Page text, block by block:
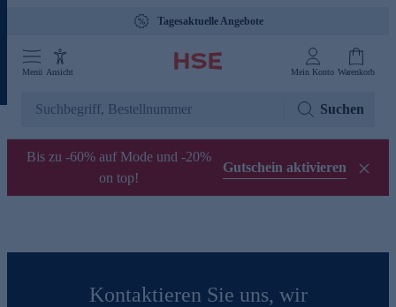
Tagesaktuelle Angebote
Menü Ansicht Mein Konto Warenkorb
Suchen
Bis zu -60% auf Mode und -20%
on top!
Gutschein aktivieren
Kontaktieren Sie uns, wir